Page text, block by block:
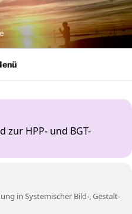
zur HPP- und BGT-
in Systemischer Bild-, Gestalt-